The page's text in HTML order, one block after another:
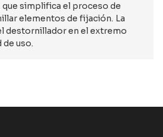
que simplifica el proceso de
elementos de fijación. La
destornillador en el extremo
de uso.